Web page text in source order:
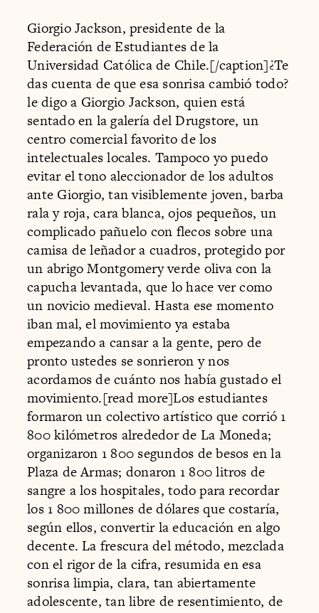
Giorgio Jackson, presidente de la
Federación de Estudiantes de la
Universidad Católica de Chile.[/caption]¿Te
das cuenta de que esa sonrisa cambió todo?
le digo a Giorgio Jackson, quien está
sentado en la galería del Drugstore, un
centro comercial favorito de los
intelectuales locales. Tampoco yo puedo
evitar el tono aleccionador de los adultos
ante Giorgio, tan visiblemente joven, barba
rala y roja, cara blanca, ojos pequeños, un
complicado pañuelo con flecos sobre una
camisa de leñador a cuadros, protegido por
un abrigo Montgomery verde oliva con la
capucha levantada, que lo hace ver como
un novicio medieval. Hasta ese momento
iban mal, el movimiento ya estaba
empezando a cansar a la gente, pero de
pronto ustedes se sonrieron y nos
acordamos de cuánto nos había gustado el
movimiento.[read more]Los estudiantes
formaron un colectivo artístico que corrió 1
800 kilómetros alrededor de La Moneda;
organizaron 1 800 segundos de besos en la
Plaza de Armas; donaron 1 800 litros de
sangre a los hospitales, todo para recordar
los 1 800 millones de dólares que costaría,
según ellos, convertir la educación en algo
decente. La frescura del método, mezclada
con el rigor de la cifra, resumida en esa
sonrisa limpia, clara, tan abiertamente
adolescente, tan libre de resentimiento, de